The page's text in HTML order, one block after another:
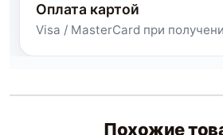
Оплата картой
Visa / MasterCard при
Похожие